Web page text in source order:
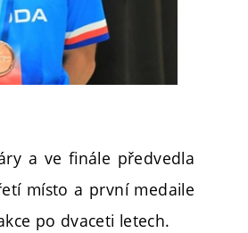
a ve finále předvedla
místo a první medaile
po dvaceti letech.